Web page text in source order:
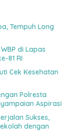
Tempuh Long
di Lapas
81 RI
Cek Kesehatan
Polresta
Aspirasi
Sukses,
dengan